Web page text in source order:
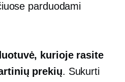
parduodami
kurioje rasite
prekių. Sukurti